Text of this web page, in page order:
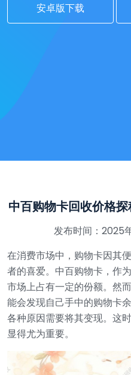
安卓版下载
中百购物卡回收价格
发布时间：2025
在消费市场中，购物卡因其
者的喜爱。中百购物卡，作
市场上占有一定的份额。然
能会发现自己手中的购物卡
各种原因需要将其变现。这
显得尤为重要。